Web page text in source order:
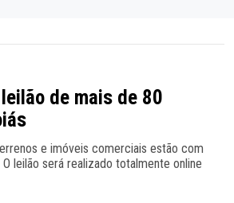
de mais de 80
e imóveis comerciais estão com
leilão será realizado totalmente online